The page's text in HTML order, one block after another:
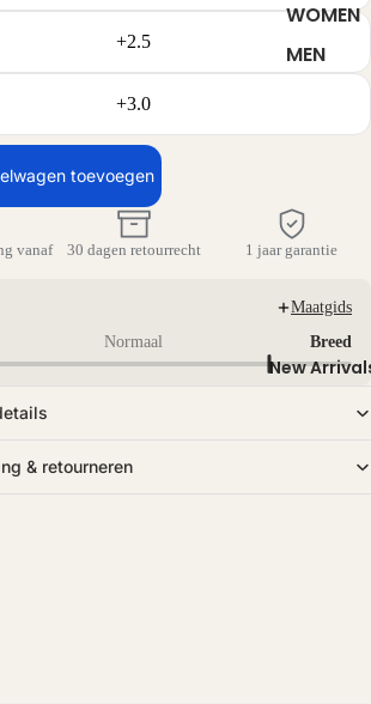
WOMEN
MEN
New
+2.5
+3.0
toevoegen
vanaf
30 dagen retourrecht 1 jaar garantie
Maatgids
Normaal Breed
& retourneren